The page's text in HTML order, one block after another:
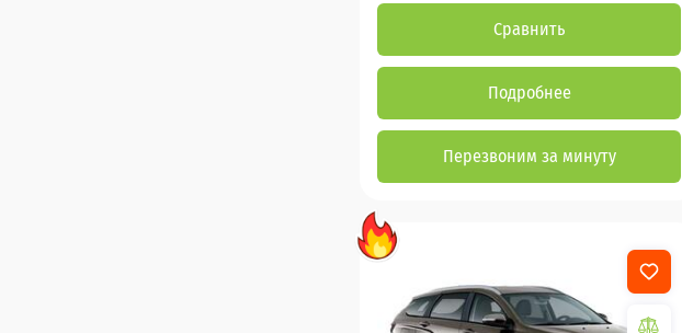
Сравнить
Подробнее
Перезвоним за минуту